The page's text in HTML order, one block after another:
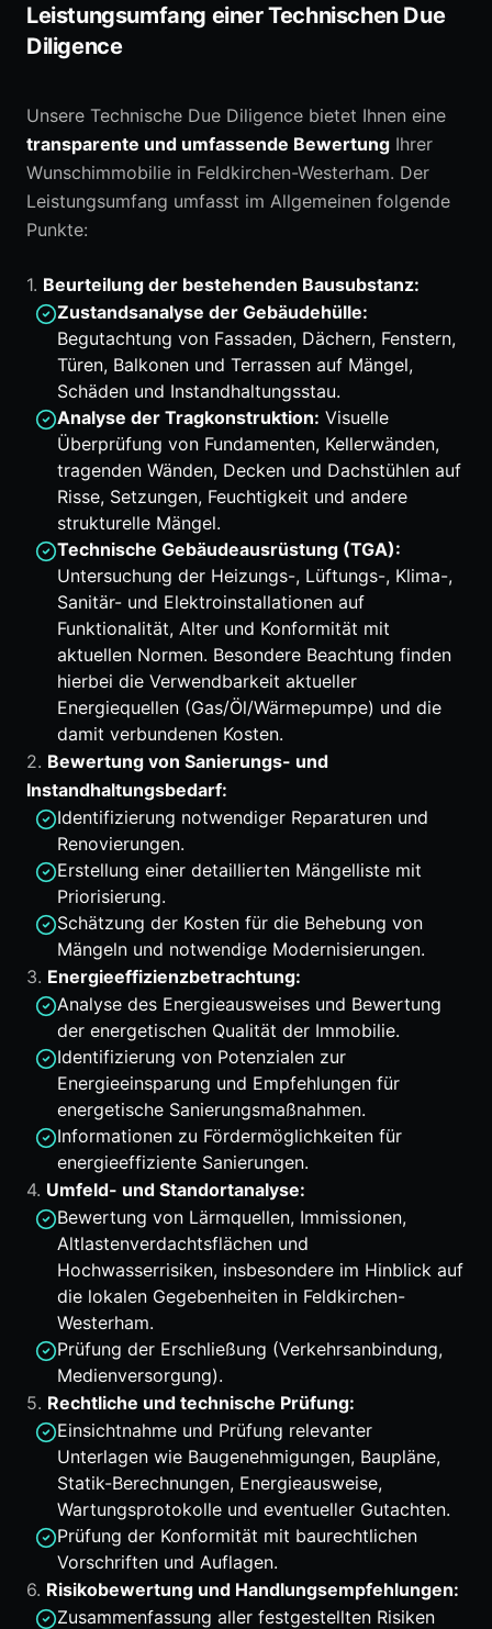
Leistungsumfang einer Technischen Due
Diligence
Unsere Technische Due Diligence bietet Ihnen eine
transparente und umfassende Bewertung Ihrer
Wunschimmobilie in Feldkirchen-Westerham. Der
Leistungsumfang umfasst im Allgemeinen folgende
Punkte:
1. Beurteilung der bestehenden Bausubstanz:
Zustandsanalyse der Gebäudehülle:
Begutachtung von Fassaden, Dächern, Fenstern,
Türen, Balkonen und Terrassen auf Mängel,
Schäden und Instandhaltungsstau.
Analyse der Tragkonstruktion: Visuelle
Überprüfung von Fundamenten, Kellerwänden,
tragenden Wänden, Decken und Dachstühlen auf
Risse, Setzungen, Feuchtigkeit und andere
strukturelle Mängel.
Technische Gebäudeausrüstung (TGA):
Untersuchung der Heizungs-, Lüftungs-, Klima-,
Sanitär- und Elektroinstallationen auf
Funktionalität, Alter und Konformität mit
aktuellen Normen. Besondere Beachtung finden
hierbei die Verwendbarkeit aktueller
Energiequellen (Gas/Öl/Wärmepumpe) und die
damit verbundenen Kosten.
2. Bewertung von Sanierungs- und
Instandhaltungsbedarf:
Identifizierung notwendiger Reparaturen und
Renovierungen.
Erstellung einer detaillierten Mängelliste mit
Priorisierung.
Schätzung der Kosten für die Behebung von
Mängeln und notwendige Modernisierungen.
3. Energieeffizienzbetrachtung:
Analyse des Energieausweises und Bewertung
der energetischen Qualität der Immobilie.
Identifizierung von Potenzialen zur
Energieeinsparung und Empfehlungen für
energetische Sanierungsmaßnahmen.
Informationen zu Fördermöglichkeiten für
energieeffiziente Sanierungen.
4. Umfeld- und Standortanalyse:
Bewertung von Lärmquellen, Immissionen,
Altlastenverdachtsflächen und
Hochwasserrisiken, insbesondere im Hinblick auf
die lokalen Gegebenheiten in Feldkirchen-
Westerham.
Prüfung der Erschließung (Verkehrsanbindung,
Medienversorgung).
5. Rechtliche und technische Prüfung:
Einsichtnahme und Prüfung relevanter
Unterlagen wie Baugenehmigungen, Baupläne,
Statik-Berechnungen, Energieausweise,
Wartungsprotokolle und eventueller Gutachten.
Prüfung der Konformität mit baurechtlichen
Vorschriften und Auflagen.
6. Risikobewertung und Handlungsempfehlungen:
Zusammenfassung aller festgestellten Risiken